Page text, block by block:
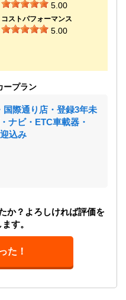
5.00
コストパフォーマンス
5.00
ープラン
国際通り店・登録3年未
ナビ・ETC車載器・
込み
か？よろしければ評価を
す。
た！